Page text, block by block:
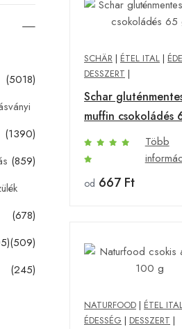
(5018)
(1390)
(859)
(678)
(509)
(245)
SCHÄR | ÉTEL ITAL |
DESSZERT |
Schar
muffin csokoládés
Több
od 667 Ft
NATURFOOD | ÉTEL
ÉDESSÉG | DESSZERT |